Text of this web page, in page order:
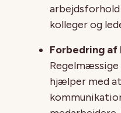
kolleger og
Forbedring af
hjælper med